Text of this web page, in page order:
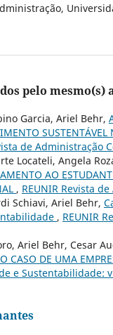
pelo mesmo(s)
Garcia, Ariel Behr,
de Administração
Locateli, Angela
AO
, REUNIR Revista
Schiavi, Ariel Behr,
, REUNIR
Ariel Behr, Cesar
CASO DE UMA
e Sustentabilidade: